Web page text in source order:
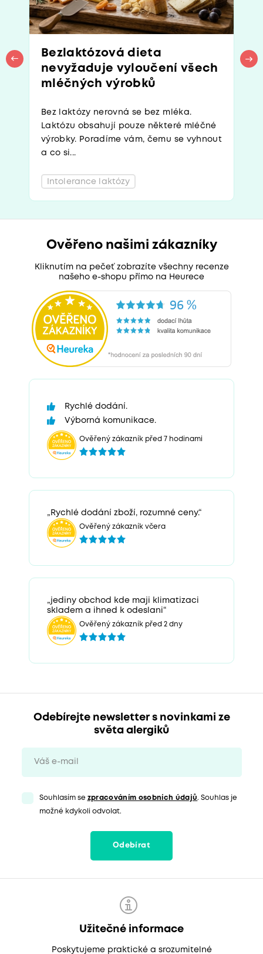
Bezlaktózová dieta
nevyžaduje vyloučení všech
mléčných výrobků
Bez laktózy nerovná se bez mléka.
Laktózu obsahují pouze některé mléčné
výrobky. Poradíme vám, čemu se vyhnout
a co si...
Intolerance laktózy
Ověřeno našimi zákazníky
Kliknutím na pečeť zobrazíte všechny recenze
našeho e-shopu přímo na Heurece
Rychlé dodání.
Výborná komunikace.
Ověřený zákazník před 7 hodinami
„Rychlé dodání zboží, rozumné ceny.“
Ověřený zákazník včera
„jediny obchod kde maji klimatizaci
skladem a ihned k odeslani“
Ověřený zákazník před 2 dny
Odebírejte newsletter s novinkami ze
světa alergiků
Souhlasím se zpracováním osobních údajů. Souhlas je
možné kdykoli odvolat.
Odebírat
Užitečné informace
Poskytujeme praktické a srozumitelné